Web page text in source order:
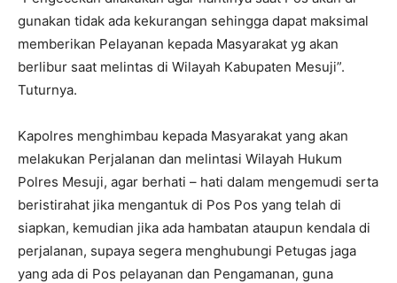
gunakan tidak ada kekurangan sehingga dapat maksimal
memberikan Pelayanan kepada Masyarakat yg akan
berlibur saat melintas di Wilayah Kabupaten Mesuji”.
Tuturnya.
Kapolres menghimbau kepada Masyarakat yang akan
melakukan Perjalanan dan melintasi Wilayah Hukum
Polres Mesuji, agar berhati – hati dalam mengemudi serta
beristirahat jika mengantuk di Pos Pos yang telah di
siapkan, kemudian jika ada hambatan ataupun kendala di
perjalanan, supaya segera menghubungi Petugas jaga
yang ada di Pos pelayanan dan Pengamanan, guna